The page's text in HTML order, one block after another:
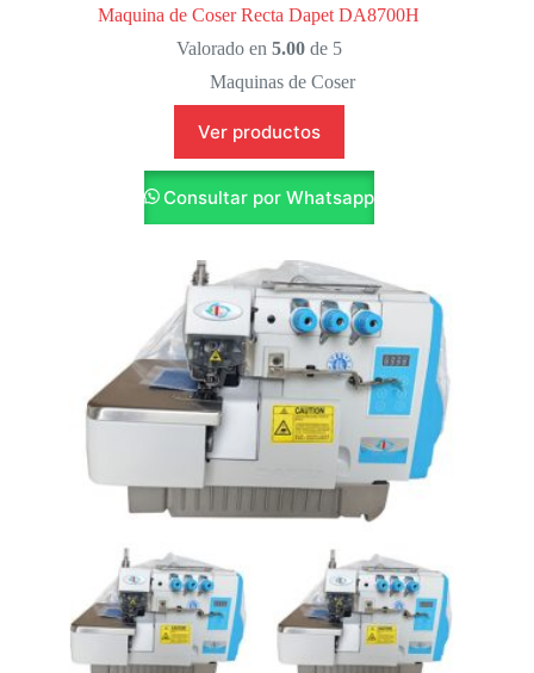
Maquina de Coser Recta Dapet DA8700H
Valorado en 5.00de 5
Maquinas de Coser
Ver productos
Consultar por Whatsapp